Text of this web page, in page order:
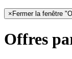
× Fermer la fenêtre
Offres